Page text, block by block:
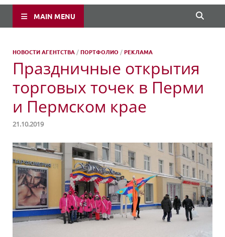
MAIN MENU
НОВОСТИ АГЕНТСТВА /ПОРТФОЛИО /РЕКЛАМА
Праздничные открытия
торговых точек в Перми
и Пермском крае
21.10.2019